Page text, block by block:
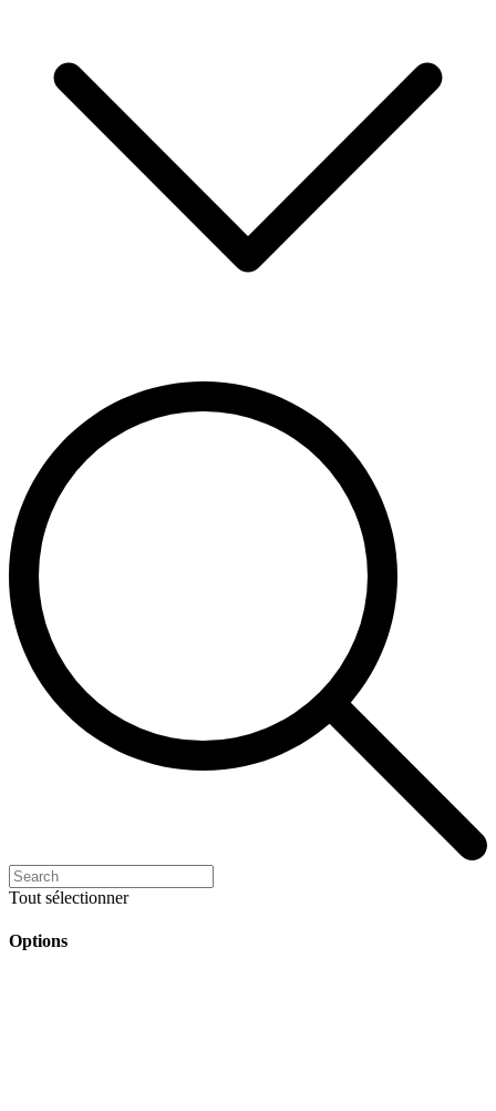
Tout sélectionner
Options